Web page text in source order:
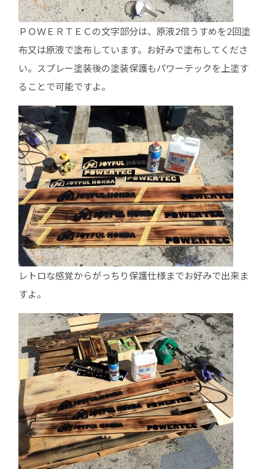
ＰＯＷＥＲＴＥＣの文字部分は、原液2倍うすめを2回塗
布又は原液で塗布しています。お好みで塗布してくださ
い。スプレー塗装後の塗装保護もパワーテックを上塗す
ることで可能ですよ。
レトロな感覚からがっちり保護仕様までお好みで出来ま
すよ。